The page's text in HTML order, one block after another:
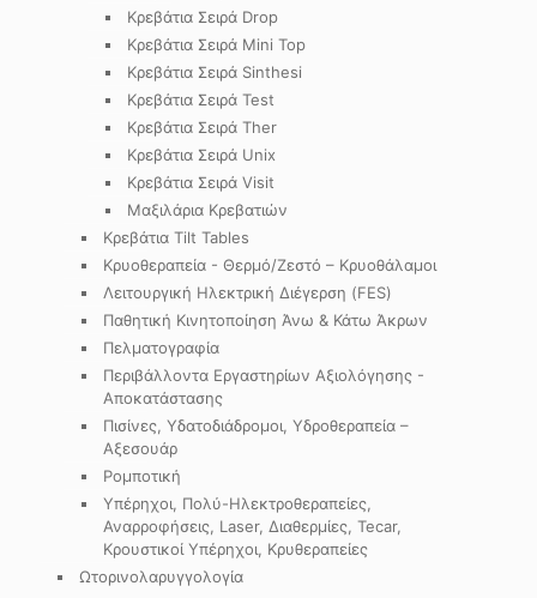
Κρεβάτια Σειρά Drop
Κρεβάτια Σειρά Mini Top
Κρεβάτια Σειρά Sinthesi
Κρεβάτια Σειρά Test
Κρεβάτια Σειρά Ther
Κρεβάτια Σειρά Unix
Κρεβάτια Σειρά Visit
Μαξιλάρια Κρεβατιών
Κρεβάτια Tilt Tables
Κρυοθεραπεία - Θερμό/Ζεστό – Κρυοθάλαμοι
Λειτουργική Ηλεκτρική Διέγερση (FES)
Παθητική Κινητοποίηση Άνω & Κάτω Άκρων
Πελματογραφία
Περιβάλλοντα Εργαστηρίων Αξιολόγησης -
Αποκατάστασης
Πισίνες, Υδατοδιάδρομοι, Υδροθεραπεία –
Αξεσουάρ
Ρομποτική
Υπέρηχοι, Πολύ-Ηλεκτροθεραπείες,
Αναρροφήσεις, Laser, Διαθερμίες, Tecar,
Κρουστικοί Υπέρηχοι, Κρυθεραπείες
Ωτορινολαρυγγολογία